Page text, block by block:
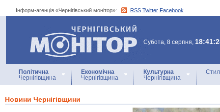
Інформ-агенція «Чернігівський монітор»: RSS Twitter Facebook
Інформ-агенція
«Чернігівський монітор»
Субота, 8 серпня,
Політична
Чернігівщина
Економічна
Чернігівщина
Культурна
Чернігівщина
Новини Чернігівщини